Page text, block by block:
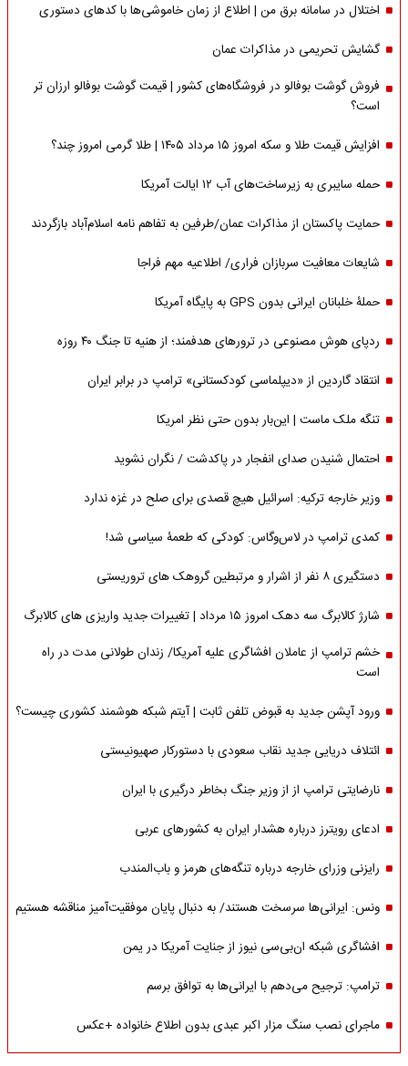
اختلال در سامانه برق من | اطلاع از زمان خاموشی‌ها با کدهای دستوری
گشایش تحریمی در مذاکرات عمان
فروش گوشت بوفالو در فروشگاه‌های کشور | قیمت گوشت بوفالو ارزان تر
است؟
افزایش قیمت طلا و سکه امروز ۱۵ مرداد ۱۴۰۵ | طلا گرمی امروز چند؟
حمله سایبری به زیرساخت‌های آب ۱۲ ایالت آمریکا
حمایت پاکستان از مذاکرات عمان/طرفین به تفاهم نامه اسلام‌آباد بازگردند
شایعات معافیت سربازان فراری/ اطلاعیه مهم فراجا
حملۀ خلبانان ایرانی بدون GPS به پایگاه آمریکا
ردپای هوش مصنوعی در ترورهای هدفمند؛ از هنیه تا جنگ ۴۰ روزه
انتقاد گاردین از «دیپلماسی کودکستانی» ترامپ در برابر ایران
تنگه ملک ماست | این‌بار بدون حتی نظر امریکا
احتمال شنیدن صدای انفجار در پاکدشت / نگران نشوید
وزیر خارجه ترکیه: اسرائیل هیچ قصدی برای صلح در غزه ندارد
کمدی ترامپ در لاس‌وگاس: کودکی که طعمۀ سیاسی شد!
دستگیری ۸ نفر از اشرار و مرتبطین گروهک های تروریستی
شارژ کالابرگ سه دهک امروز ۱۵ مرداد | تغییرات جدید واریزی های کالابرگ
خشم ترامپ از عاملان افشاگری‌ علیه آمریکا/ زندان طولانی مدت در راه
است
ورود آپشن جدید به قبوض تلفن ثابت | آیتم شبکه هوشمند کشوری چیست؟
ائتلاف دریایی جدید نقاب سعودی با دستورکار صهیونیستی
نارضایتی ترامپ از از وزیر جنگ بخاطر درگیری با ایران
ادعای رویترز درباره هشدار ایران به کشورهای عربی
رایزنی وزرای خارجه درباره تنگه‌های هرمز و باب‌المندب
ونس: ایرانی‌ها سرسخت هستند/ به دنبال پایان موفقیت‌آمیز مناقشه هستیم
افشاگری شبکه ان‌بی‌سی نیوز از جنایت آمریکا در یمن
ترامپ: ترجیح می‌دهم با ایرانی‌‌ها به توافق برسم
ماجرای نصب سنگ مزار اکبر عبدی بدون اطلاع خانواده +عکس